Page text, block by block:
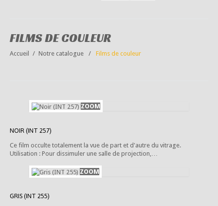
FILMS DE COULEUR
Accueil Notre catalogue Films de couleur
NOIR (INT 257)
Ce film occulte totalement la vue de part et d'autre du vitrage.
Utilisation : Pour dissimuler une salle de projection,…
GRIS (INT 255)